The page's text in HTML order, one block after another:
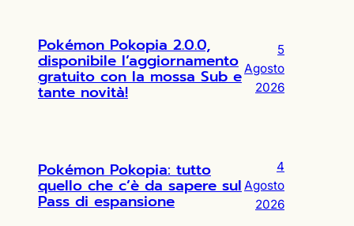
Pokémon Pokopia 2.0.0,
disponibile l’aggiornamento
gratuito con la mossa Sub e
tante novità!
5
Agosto
2026
Pokémon Pokopia: tutto
quello che c’è da sapere sul
Pass di espansione
4
Agosto
2026